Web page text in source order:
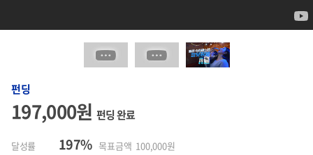
펀딩
197,000원 펀딩 완료
달성률 197% 목표금액 100,000원